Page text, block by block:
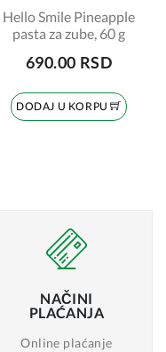
Hello Smile Pineapple
pasta za zube, 60 g
690.00 RSD
DODAJ U KORPU
NAČINI
PLAĆANJA
Online plaćanje